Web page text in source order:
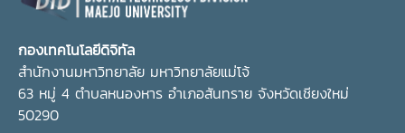
กองเทคโนโลยีดิจิทัล
สำนักงานมหาวิทยาลัย มหาวิทยาลัยแม่โจ้
63 หมู่ 4 ตำบลหนองหาร อำเภอสันทราย จังหวัดเชียงใหม่
50290